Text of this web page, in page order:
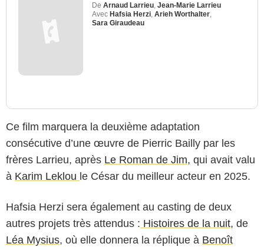
De Arnaud Larrieu Jean-Marie Larrieu
Avec Hafsia Herzi Arieh Worthalter
Sara Giraudeau
Ce film marquera la deuxième adaptation
consécutive d’une œuvre de Pierric Bailly par les
frères Larrieu, après Le Roman de Jim, qui avait valu
à Karim Leklou le César du meilleur acteur en 2025.
Hafsia Herzi sera également au casting de deux
autres projets très attendus : Histoires de la nuit, de
Léa Mysius, où elle donnera la réplique à Benoît